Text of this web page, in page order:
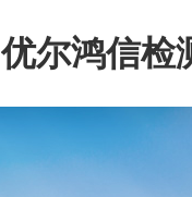
优尔鸿信检
限公司